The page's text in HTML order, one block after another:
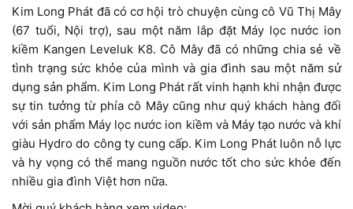
Kim Long Phát đã có cơ hội trò chuyện cùng cô Vũ Thị Mây
(67 tuổi, Nội trợ), sau một năm lắp đặt Máy lọc nước ion
kiềm Kangen Leveluk K8. Cô Mây đã có những chia sẻ về
tình trạng sức khỏe của mình và gia đình sau một năm sử
dụng sản phẩm. Kim Long Phát rất vinh hạnh khi nhận được
sự tin tưởng từ phía cô Mây cũng như quý khách hàng đối
với sản phẩm Máy lọc nước ion kiềm và Máy tạo nước và khí
giàu Hydro do công ty cung cấp. Kim Long Phát luôn nỗ lực
và hy vọng có thể mang nguồn nước tốt cho sức khỏe đến
nhiều gia đình Việt hơn nữa.